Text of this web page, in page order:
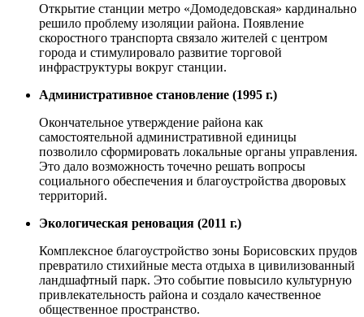
Открытие станции метро «Домодедовская» кардинально
решило проблему изоляции района. Появление
скоростного транспорта связало жителей с центром
города и стимулировало развитие торговой
инфраструктуры вокруг станции.
Административное становление (1995 г.)
Окончательное утверждение района как
самостоятельной административной единицы
позволило сформировать локальные органы управления.
Это дало возможность точечно решать вопросы
социального обеспечения и благоустройства дворовых
территорий.
Экологическая реновация (2011 г.)
Комплексное благоустройство зоны Борисовских прудов
превратило стихийные места отдыха в цивилизованный
ландшафтный парк. Это событие повысило культурную
привлекательность района и создало качественное
общественное пространство.